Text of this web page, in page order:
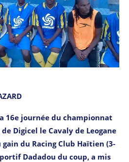
16e journée du championnat
Digicel le Cavaly de Leogane
du Racing Club Haïtien (3-
Dadadou du coup, a mis